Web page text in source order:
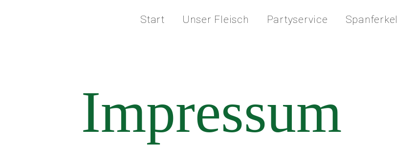
Start Unser Fleisch Partyservice Spanferkel
Impressum